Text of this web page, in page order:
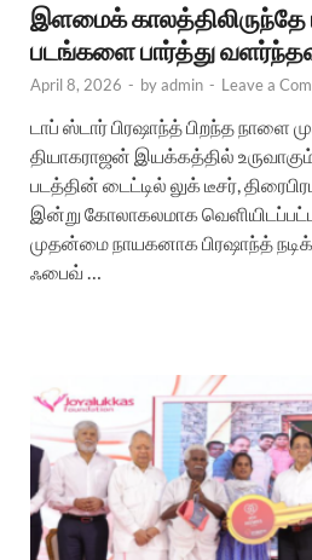
இளமைக் காலத்திலிருந்தே
படங்களை பார்த்து
April 8, 2026 - byadmin - Leave a
டாப் ஸ்டார் பிரஷாந்த் பிறந்த நாளை
தியாகராஜன் இயக்கத்தில்
படத்தின் டைட்டில் லுக் டீசர்,
இன்று கோலாகலமாக
முதன்மை நாயகனாக பிரஷாந்த்
ஃபைவ் …